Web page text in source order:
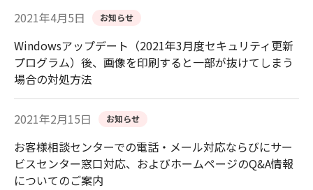
2021年4月5日 お知らせ
Windowsアップデート（2021年3月度セキュリティ更新
プログラム）後、画像を印刷すると一部が抜けてしまう
場合の対処方法
2021年2月15日 お知らせ
お客様相談センターでの電話・メール対応ならびにサー
ビスセンター窓口対応、およびホームページのQ&A情報
についてのご案内